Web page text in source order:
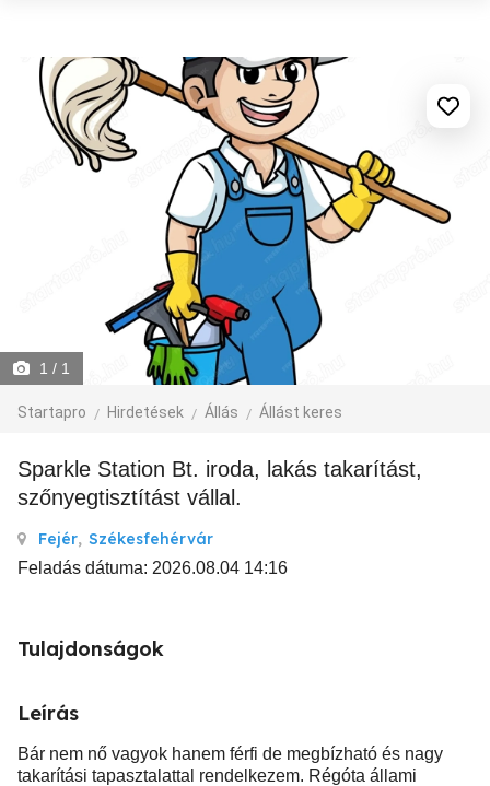
1 / 1
Startapro Hirdetések Állás Állást keres
Sparkle Station Bt. iroda, lakás takarítást,
szőnyegtisztítást vállal.
Fejér, Székesfehérvár
Feladás dátuma: 2026.08.04 14:16
Tulajdonságok
Leírás
Bár nem nő vagyok hanem férfi de megbízható és nagy
takarítási tapasztalattal rendelkezem. Régóta állami